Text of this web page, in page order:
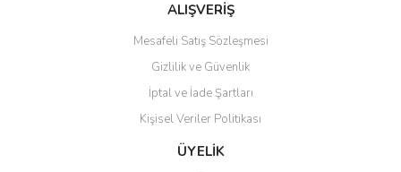
ALIŞVERİŞ
Mesafeli Satış Sözleşmesi
Gizlilik ve Güvenlik
İptal ve İade Şartları
Kişisel Veriler Politikası
ÜYELİK